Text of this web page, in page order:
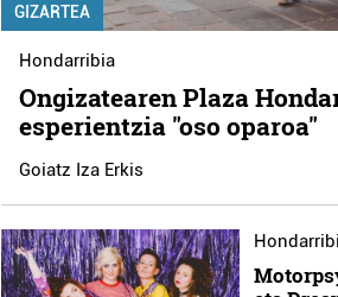
GIZARTEA
Hondarribia
Ongizatearen Plaza
esperientzia "oso oparoa"
Goiatz Iza Erkis